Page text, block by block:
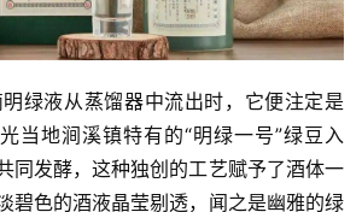
绿液从蒸馏器中流出时，它便注定是
当地涧溪镇特有的“明绿一号”绿豆入
同发酵，这种独创的工艺赋予了酒体一
色的酒液晶莹剔透，闻之是幽雅的绿